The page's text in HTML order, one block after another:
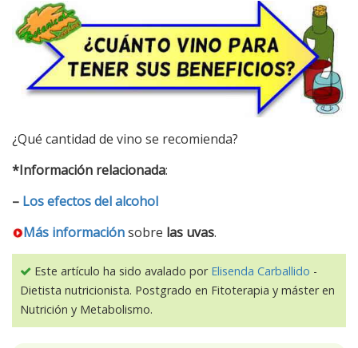
¿Qué cantidad de vino se recomienda?
*Información relacionada:
– Los efectos del alcohol
Más informaciónsobre las uvas.
Este artículo ha sido avalado por Elisenda Carballido -
Dietista nutricionista. Postgrado en Fitoterapia y máster en
Nutrición y Metabolismo.